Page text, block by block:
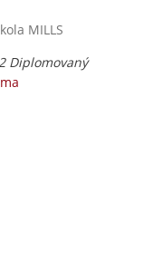
MILLS
Diplomovaný